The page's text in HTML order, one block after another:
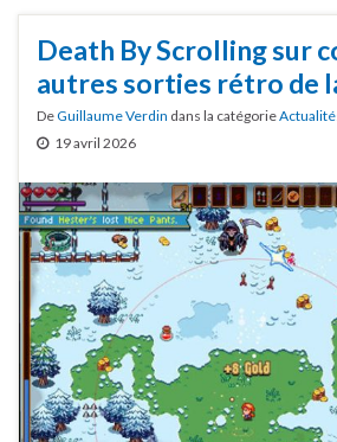
Death By Scrolling sur
autres sorties rétro de
DeGuillaume Verdin dans la catégorie
19 avril 2026